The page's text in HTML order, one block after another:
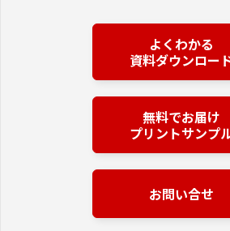
よくわかる
資料ダウンロー
無料でお届け
プリントサンプ
お問い合せ